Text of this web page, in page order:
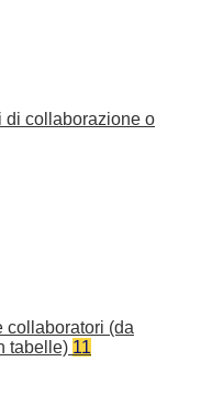
di collaborazione o
collaboratori (da
tabelle) 11